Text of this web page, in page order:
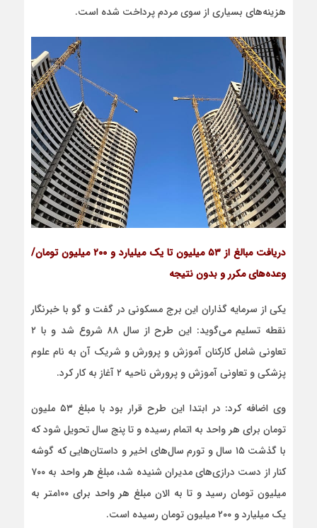
هزینه‌های بسیاری از سوی مردم پرداخت شده است.
دریافت مبالغ از ۵۳ میلیون تا یک میلیارد و ۲۰۰ میلیون تومان/
وعده‌های مکرر و بدون نتیجه
یکی از سرمایه گذاران این برج مسکونی در گفت و گو با خبرنگار
نقطه تسلیم می‌گوید: این طرح از سال ۸۸ شروع شد و با ۲
تعاونی شامل کارکنان آموزش و پرورش و شریک آن به نام علوم
پزشکی و تعاونی آموزش و پرورش ناحیه ۲ آغاز به کار کرد.
وی اضافه کرد: در ابتدا این طرح قرار بود با مبلغ ۵۳ ملیون
تومان برای هر واحد به اتمام رسیده و تا پنج سال تحویل شود که
با گذشت ۱۵ سال و تورم سال‌های اخیر و داستان‌هایی که گوشه
کنار از دست درازی‌های مدیران شنیده شد، مبلغ هر واحد به ۷۰۰
میلیون تومان رسید و تا به الان مبلغ هر واحد برای ۱۰۰متر به
یک میلیارد و ۲۰۰ میلیون تومان رسیده است.